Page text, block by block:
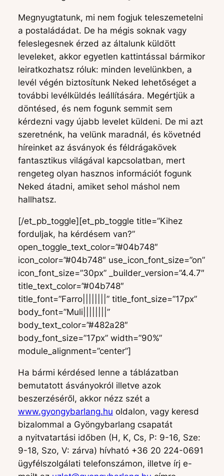
Megnyugtatunk, mi nem fogjuk teleszemetelni
a postaládádat. De ha mégis soknak vagy
feleslegesnek érzed az általunk küldött
leveleket, akkor egyetlen kattintással bármikor
leiratkozhatsz róluk: minden levelünkben, a
levél végén biztosítunk Neked lehetőséget a
további levélküldés leállítására. Megértjük a
döntésed, és nem fogunk semmit sem
kérdezni vagy újabb levelet küldeni. De mi azt
szeretnénk, ha velünk maradnál, és követnéd
híreinket az ásványok és féldrágakövek
fantasztikus világával kapcsolatban, mert
rengeteg olyan hasznos információt fogunk
Neked átadni, amiket sehol máshol nem
hallhatsz.
[/et_pb_toggle][et_pb_toggle title=”Kihez
forduljak, ha kérdésem van?”
open_toggle_text_color=”#04b748″
icon_color=”#04b748″ use_icon_font_size=”on”
icon_font_size=”30px” _builder_version=”4.4.7″
title_text_color=”#04b748″
title_font=”Farro||||||||” title_font_size=”17px”
body_font=”Muli||||||||”
body_text_color=”#482a28″
body_font_size=”17px” width=”90%”
module_alignment=”center”]
Ha bármi kérdésed lenne a táblázatban
bemutatott ásványokról illetve azok
beszerzéséről, akkor nézz szét a
www.gyongybarlang.hu oldalon, vagy keresd
bizalommal a Gyöngybarlang csapatát
a nyitvatartási időben (H, K, Cs, P: 9-16, Sze:
9-18, Szo, V: zárva) hívható +36 20 224-0691
ügyfélszolgálati telefonszámon, illetve írj e-